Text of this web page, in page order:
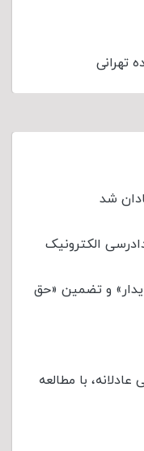
تهرانی
شد
الکترونیک
و تضمین «حق
با مطالعه